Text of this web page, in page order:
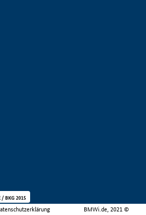
BMWi.de, 2021 ©
/ BKG 2015